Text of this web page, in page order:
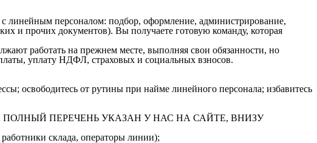
линейным персоналом: подбор, оформление, администрирование,
и прочих документов). Вы получаете готовую команду, которая
работать на прежнем месте, выполняя свои обязанности, но
уплату НДФЛ, страховых и социальных взносов.
освободитесь от рутины при найме линейного персонала; избавитесь
БОЛЕЕ ПОЛНЫЙ ПЕРЕЧЕНЬ УКАЗАН У НАС НА САЙТЕ, ВНИЗУ
склада, операторы линии);